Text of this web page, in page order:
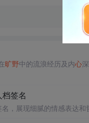
旷野中的流浪经历及内心
签名
，展现细腻的情感表达和